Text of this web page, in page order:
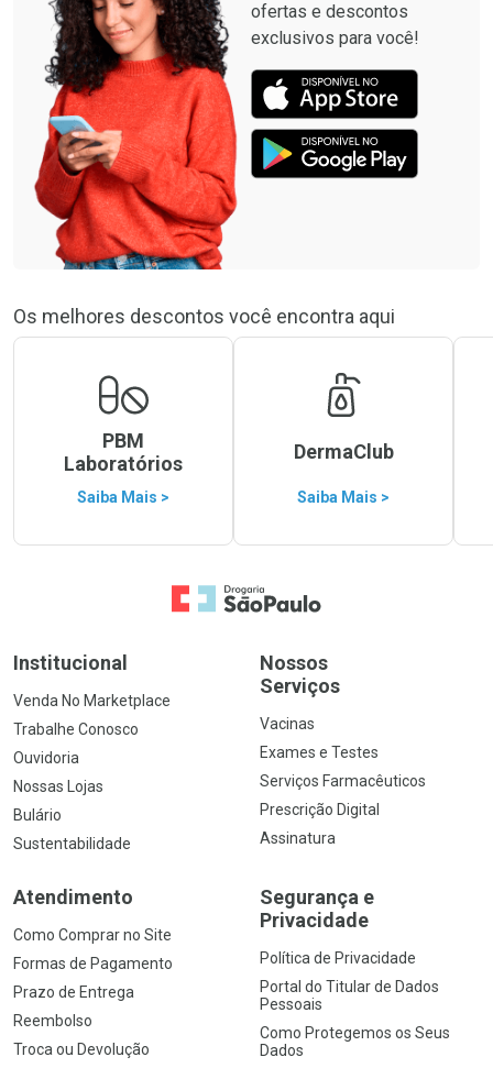
ofertas e descontos
exclusivos para você!
Os melhores descontos você encontra aqui
PBM
Laboratórios
Saiba Mais >
DermaClub
Saiba Mais >
Ir para a Home
Institucional
Venda No Marketplace
Trabalhe Conosco
Ouvidoria
Nossas Lojas
Bulário
Sustentabilidade
Nossos
Serviços
Vacinas
Exames e Testes
Serviços Farmacêuticos
Prescrição Digital
Assinatura
Atendimento
Como Comprar no Site
Formas de Pagamento
Prazo de Entrega
Reembolso
Troca ou Devolução
Segurança e
Privacidade
Política de Privacidade
Portal do Titular de Dados
Pessoais
Como Protegemos os Seus
Dados